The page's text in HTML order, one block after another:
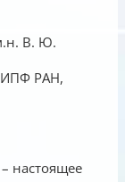
В. Ю.
РАН,
настоящее